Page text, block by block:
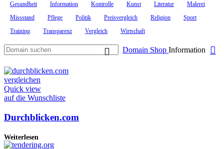
Gesundheit
Information Kontrolle Kunst Literatur
Malerei
Missstand
Pflege Politik Preisvergleich Religion
Sport
Training
Transparenz Vergleich Wirtschaft
Domain ShopInformation
vergleichen
Quick view
auf die Wunschliste
Durchblicken.com
Weiterlesen